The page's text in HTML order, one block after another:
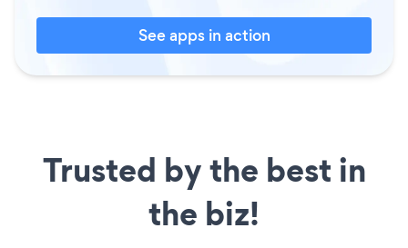
See apps in action
Trusted by the best in
the biz!